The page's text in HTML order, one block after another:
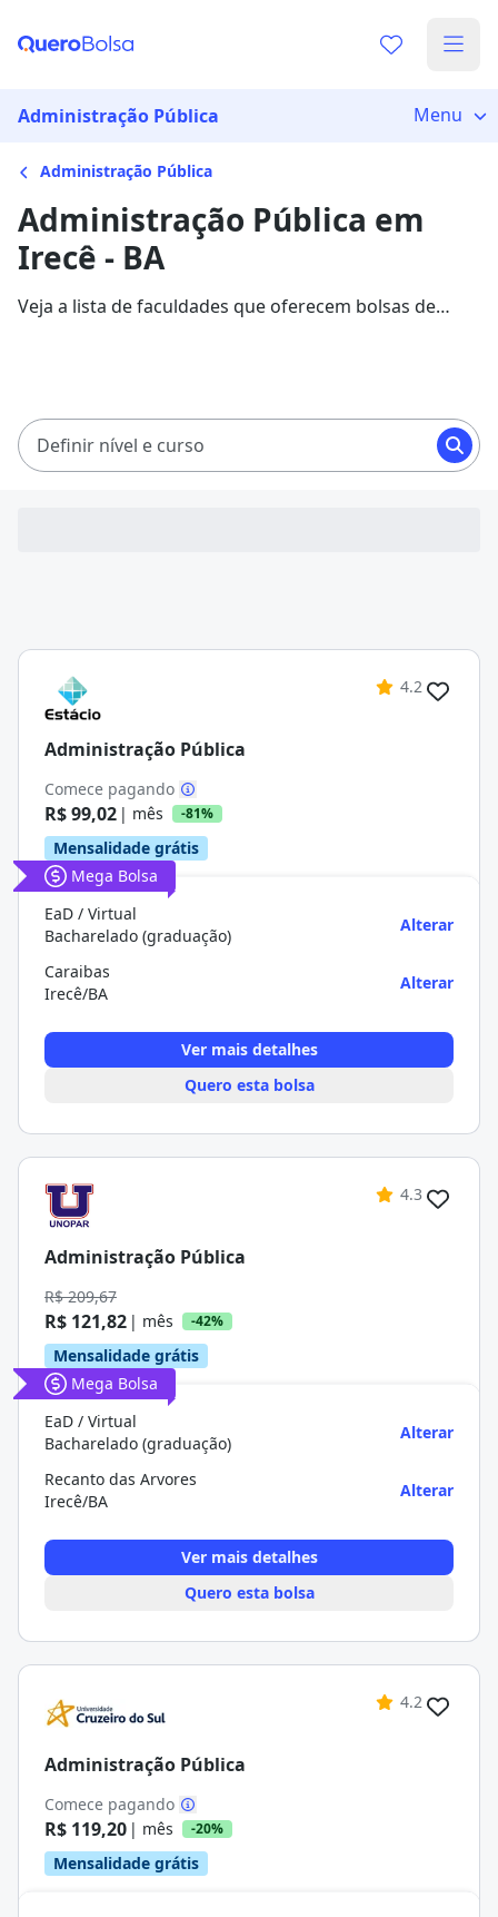
Administração Pública Menu
Administração Pública
Administração Pública em
Irecê - BA
Veja a lista de faculdades que oferecem bolsas de
Definir nível e curso
4.2
Administração Pública
Comece pagando
R$ 99,02 | mês -81%
Mensalidade grátis
Mega Bolsa
EaD / Virtual
Bacharelado (graduação)
Alterar
Caraibas
Irecê/BA
Alterar
Ver mais detalhes
Quero esta bolsa
4.3
Administração Pública
R$ 209,67
R$ 121,82 | mês -42%
Mensalidade grátis
Mega Bolsa
EaD / Virtual
Bacharelado (graduação)
Alterar
Recanto das Arvores
Irecê/BA
Alterar
Ver mais detalhes
Quero esta bolsa
4.2
Administração Pública
Comece pagando
R$ 119,20 | mês -20%
Mensalidade grátis